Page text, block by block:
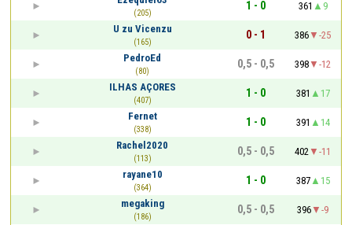
(205)
1 - 0 361
9
U zu Vicenzu
(165)
0 - 1 386
-25
PedroEd
(80)
0,5 - 0,5 398
-12
ILHAS AÇORES
(407)
1 - 0 381
17
Fernet
(338)
1 - 0 391
14
Rachel2020
(113)
0,5 - 0,5 402
-11
rayane10
(364)
1 - 0 387
15
megaking
(186)
0,5 - 0,5 396
-9